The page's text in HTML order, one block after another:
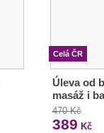
Celá ČR
Úleva od
masáž i
470 Kč
389 Kč